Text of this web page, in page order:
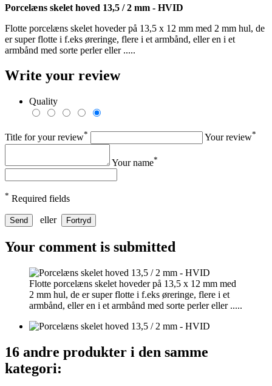
Porcelæns skelet hoved 13,5 / 2 mm - HVID
Flotte porcelæns skelet hoveder på 13,5 x 12 mm med 2 mm hul, de
er super flotte i f.eks øreringe, flere i et armbånd, eller en i et
armbånd med sorte perler eller .....
Write your review
Quality
Title for your review* Your review*
Your name*
* Required fields
Send eller Fortryd
Your comment is submitted
Flotte porcelæns skelet hoveder på 13,5 x 12 mm med
2 mm hul, de er super flotte i f.eks øreringe, flere i et
armbånd, eller en i et armbånd med sorte perler eller .....
16 andre produkter i den samme
kategori: